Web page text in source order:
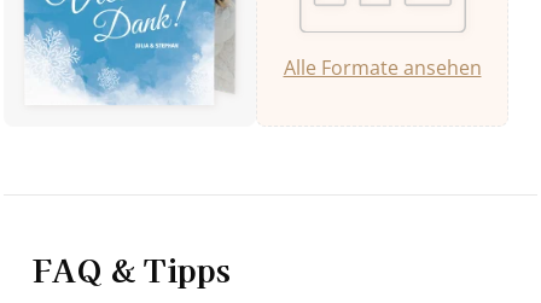
Alle Formate ansehen
FAQ & Tipps